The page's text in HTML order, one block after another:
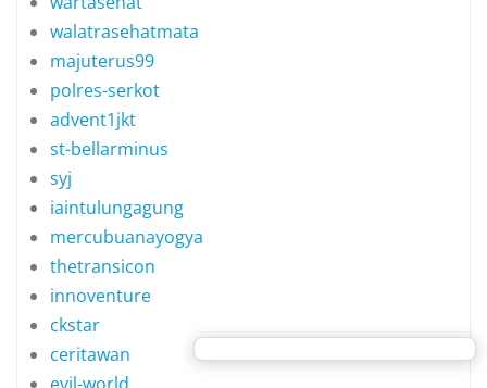
walatrasehatmata
majuterus99
polres-serkot
advent1jkt
st-bellarminus
syj
iaintulungagung
mercubuanayogya
thetransicon
innoventure
ckstar
ceritawan